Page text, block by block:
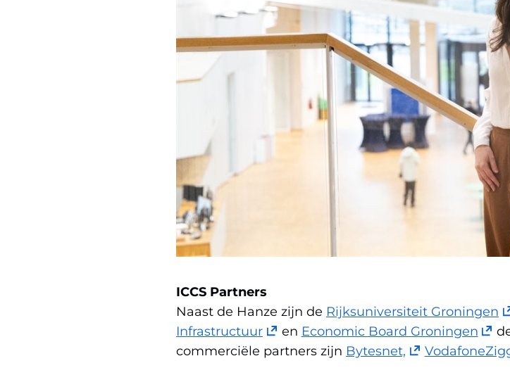
ICCS Partners
Naast de Hanze zijn de Rijksuniversiteit Groningen
in
Infrastructuur(opent
in
en Economic Board Groningen
in
commerciële partners zijn Bytesnet,(opent